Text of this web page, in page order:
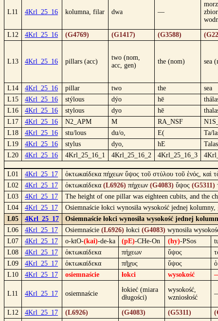
L11 4Krl_25_16 kolumna, filar dwa —
L12 4Krl_25_16 (G4769) (G1417) (G3588)
L13 4Krl_25_16 pillars (acc)
two (nom,
acc, gen)
the (nom) sea
L14 4Krl_25_16 pillar two the
sea
L15
4Krl_25_16 stýlous dýo hē
L16
4Krl_25_16 stylous dyo hē
L17
4Krl_25_16 N2_APM M RA_NSF
L18
4Krl_25_16 stu/lous du/o, E(
Ta/
L19
4Krl_25_16 stylus dyo, hE
L20
4Krl_25_16 4Krl_25_16_1 4Krl_25_16_2 4Krl_25_16_3
L01 4Krl_25_17
ὀκτωκαίδεκα πήχεων ὕψος τοῦ στύλου τοῦ ἑνός, καὶ
L02
4Krl_25_17 ὀκτωκαίδεκα (L6926) πήχεων (G4083) ὕψος (G5311)
L03
4Krl_25_17
The height of one pillar was eighteen cubits, and the
L04
4Krl_25_17
Osiemnaście łokci wynosiła wysokość jednej
L05
4Krl_25_17
Osiemnaście łokci wynosiła wysokość jednej
L06
4Krl_25_17 Osiemnaście (L6926) łokci (G4083) wynosiła
L07
4Krl_25_17 o-ktO-(kai)-de-ka (pE)-CHe-On (hy)-PSos
L08
4Krl_25_17 ὀκτωκαίδεκα πήχεων ὕψος
L09
4Krl_25_17 ὀκτωκαίδεκα πῆχυς ὕψος
ὁ
L10
4Krl_25_17 osiemnaście łokci wysokość
L11 4Krl_25_17 osiemnaście
łokieć (miara
długości)
wysokość,
wzniosłość
L12 4Krl_25_17 (L6926) (G4083) (G5311)